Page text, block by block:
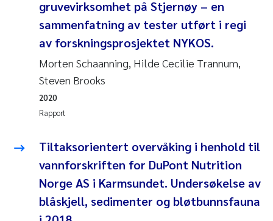
Anastasia Georgantzopoulou
Roar Brænden
Merete Schøyen
Medyan Esam Ghareeb
Prem Chand
gruvevirksomhet på Stjernøy – en
sammenfatning av tester utført i regi
av forskningsprosjektet NYKOS.
Morten Schaanning, Hilde Cecilie Trannum,
Steven Brooks
Rapport
2020
Tiltaksorientert overvåking i henhold til
vannforskriften for DuPont Nutrition
Norge AS i Karmsundet. Undersøkelse av
blåskjell, sedimenter og bløtbunnsfauna